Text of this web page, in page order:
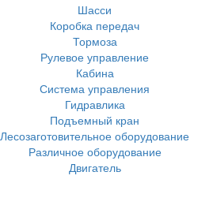
Шасси
Коробка передач
Тормоза
Рулевое управление
Кабина
Система управления
Гидравлика
Подъемный кран
Лесозаготовительное оборудование
Различное оборудование
Двигатель